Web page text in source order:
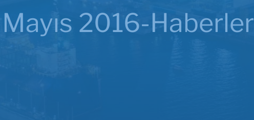
2016-Haberler